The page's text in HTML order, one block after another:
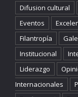
Difusion cultural
Eventos
Filantropía
Institucional
Liderazgo
Internacionales